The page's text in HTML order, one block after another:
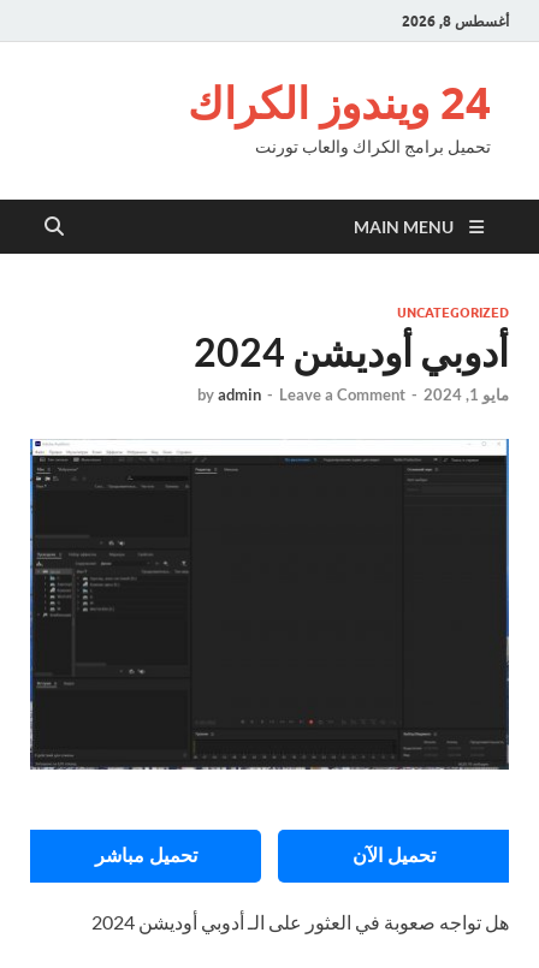
أغسطس 8, 2026
24 ويندوز الكراك
تحميل برامج الكراك والعاب تورنت
MAIN MENU
UNCATEGORIZED
أدوبي أوديشن 2024
مايو 1, 2024 -
byadmin - Leave a Comment
تحميل الآن تحميل مباشر
هل تواجه صعوبة في العثور على الـ أدوبي أوديشن 2024